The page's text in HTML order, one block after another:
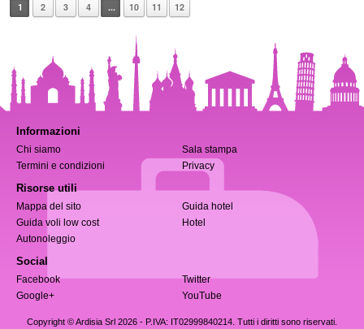
1 2 3 4 ... 10 11 12
Informazioni
Chi siamo
Sala stampa
Termini e condizioni
Privacy
Risorse utili
Mappa del sito
Guida hotel
Guida voli low cost
Hotel
Autonoleggio
Social
Facebook
Twitter
Google+
YouTube
Copyright © Ardisia Srl 2026 - P.IVA: IT02999840214. Tutti i diritti sono riservati.